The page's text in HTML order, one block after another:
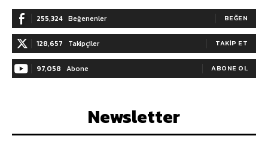
255,324 Beğenenler BEĞEN
128,657 Takipçiler TAKIP ET
97,058 Abone ABONE OL
Newsletter